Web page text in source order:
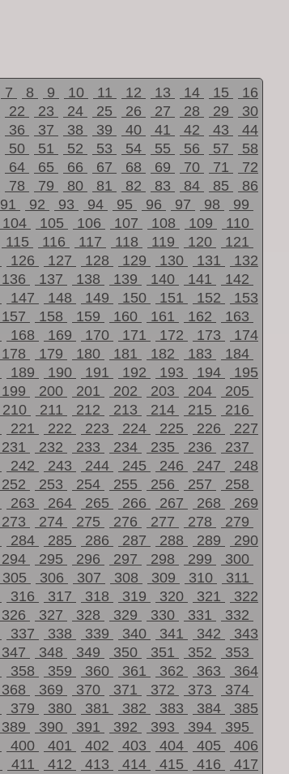
7 8 9 10 11 12 13 14 15
16
22 23 24 25 26 27 28 29
30
36 37 38 39 40 41 42 43
44
50 51 52 53 54 55 56 57
58
64 65 66 67 68 69 70 71
72
78 79 80 81 82 83 84 85
86
91 92 93 94 95 96 97 98
99
104 105 106 107 108 109
110
115 116 117 118 119 120
121
126 127 128 129 130 131
132
136 137 138 139 140 141
142
147 148 149 150 151 152
153
157 158 159 160 161 162
163
168 169 170 171 172 173
174
178 179 180 181 182 183
184
189 190 191 192 193 194
195
199 200 201 202 203 204
205
210 211 212 213 214 215
216
221 222 223 224 225 226
227
231 232 233 234 235 236
237
242 243 244 245 246 247
248
252 253 254 255 256 257
258
263 264 265 266 267 268
269
273 274 275 276 277 278
279
284 285 286 287 288 289
290
294 295 296 297 298 299
300
305 306 307 308 309 310
311
316 317 318 319 320 321
322
326 327 328 329 330 331
332
337 338 339 340 341 342
343
347 348 349 350 351 352
353
358 359 360 361 362 363
364
368 369 370 371 372 373
374
379 380 381 382 383 384
385
389 390 391 392 393 394
395
400 401 402 403 404 405
406
411 412 413 414 415 416
417